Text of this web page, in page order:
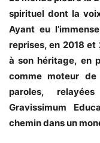
spirituel dont la
Ayant eu
reprises, en 2018 et
à son héritage, en
comme moteur
paroles,
Gravissimum
chemin dans un